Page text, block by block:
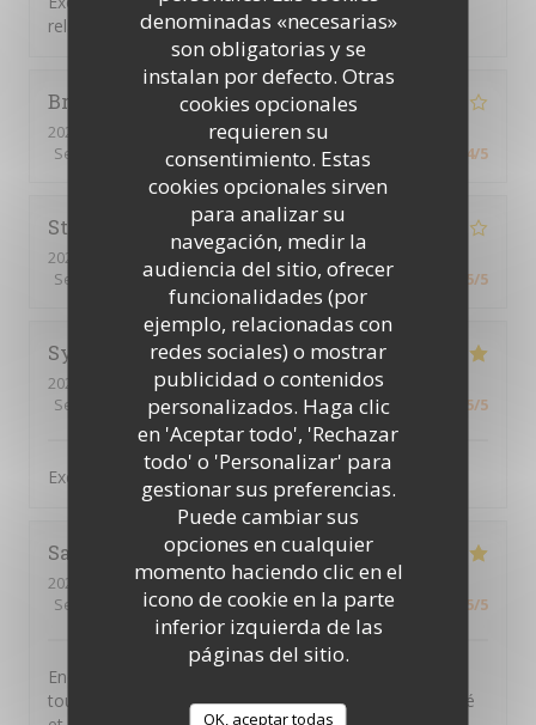
denominadas «necesarias»
son obligatorias y se
instalan por defecto. Otras
cookies opcionales
requieren su
consentimiento. Estas
cookies opcionales sirven
para analizar su
navegación, medir la
audiencia del sitio, ofrecer
funcionalidades (por
ejemplo, relacionadas con
redes sociales) o mostrar
publicidad o contenidos
personalizados. Haga clic
en 'Aceptar todo', 'Rechazar
todo' o 'Personalizar' para
gestionar sus preferencias.
Puede cambiar sus
opciones en cualquier
momento haciendo clic en el
icono de cookie en la parte
inferior izquierda de las
páginas del sitio.
OK, aceptar todas
relaxe et conviviale. Excellente table
Bruno
2026-07-22
- 13:00 - Invitados 4
Servicio
Ambiente:4/5 Menú: /5 Calidad / Precio 4/5
Stephen
2026-07-16
- 19:00 - Invitados 3
Servicio
/5 Ambiente:5 /5 Menú:5 /5 Calidad / Precio 5/5
Sylvain
2026-07-16
- 19:30 - Invitados 4
Servicio
Ambiente: 5/5 Menú :5/5 Calidad / Precio 5/5
Excellent. Très bon accueil et cuisine raffinée
Sandra
2026-07-16
- 19:15 - Invitados 5
Servicio
/5 Ambiente: 5/5 Menú:5 /5 Calidad / Precio 5/5
Encore une excellente soirée à La Tuna ! Comme
toujours, l’accueil est chaleureux, le service attentionné